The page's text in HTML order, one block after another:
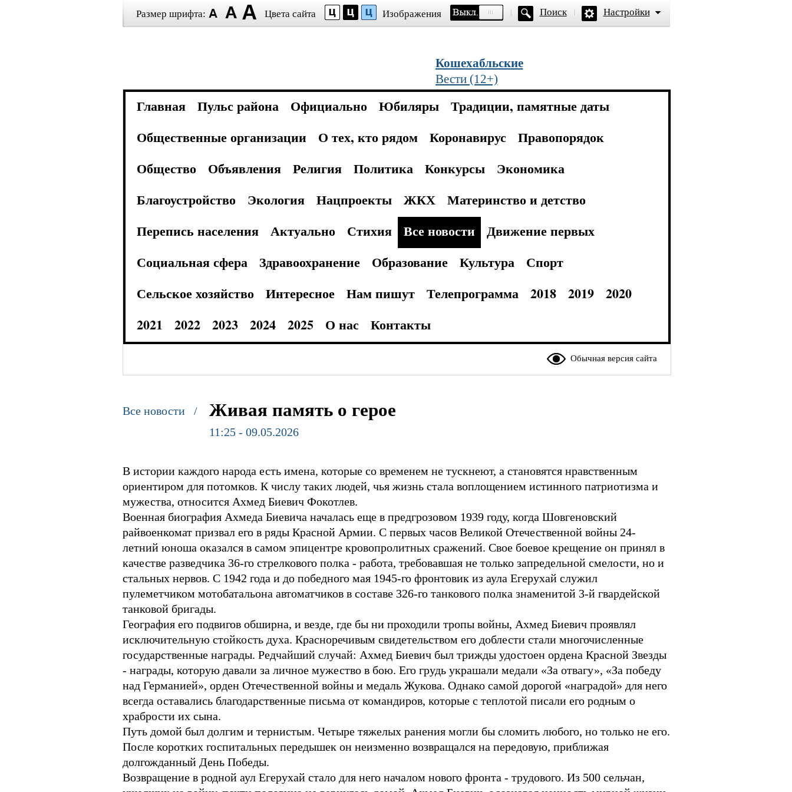
Размер шрифта: Цвета сайта Изображения Поиск Настройки
Кошехабльские
Вести (12+)
Главная Пульс района Официально Юбиляры
Традиции, памятные даты
Общественные организации
О тех, кто рядом Коронавирус
Правопорядок
Общество
Объявления Религия Политика Конкурсы
Экономика
Благоустройство
Экология Нацпроекты ЖКХ
Материнство и детство
Перепись населения
Актуально Стихия Все новости
Движение первых
Социальная сфера
Здравоохранение Образование Культура
Спорт
Сельское хозяйство
Интересное Нам пишут Телепрограмма 2018 2019
2020
2021
2022 2023 2024 2025 О нас Контакты
Обычная версия сайта
Все новости / Живая память о герое
11:25 - 09.05.2026
В истории каждого народа есть имена, которые со временем не тускнеют, а становятся нравственным
ориентиром для потомков. К числу таких людей, чья жизнь стала воплощением истинного патриотизма и
мужества, относится Ахмед Биевич Фокотлев.
Военная биография Ахмеда Биевича началась еще в предгрозовом 1939 году, когда Шовгеновский
райвоенкомат призвал его в ряды Красной Армии. С первых часов Великой Отечественной войны 24-
летний юноша оказался в самом эпицентре кровопролитных сражений. Свое боевое крещение он принял в
качестве разведчика 36-го стрелкового полка - работа, требовавшая не только запредельной смелости, но и
стальных нервов. С 1942 года и до победного мая 1945-го фронтовик из аула Егерухай служил
пулеметчиком мотобатальона автоматчиков в составе 326-го танкового полка знаменитой 3-й гвардейской
танковой бригады.
География его подвигов обширна, и везде, где бы ни проходили тропы войны, Ахмед Биевич проявлял
исключительную стойкость духа. Красноречивым свидетельством его доблести стали многочисленные
государственные награды. Редчайший случай: Ахмед Биевич был трижды удостоен ордена Красной Звезды
- награды, которую давали за личное мужество в бою. Его грудь украшали медали «За отвагу», «За победу
над Германией», орден Отечественной войны и медаль Жукова. Однако самой дорогой «наградой» для него
всегда оставались благодарственные письма от командиров, которые с теплотой писали его родным о
храбрости их сына.
Путь домой был долгим и тернистым. Четыре тяжелых ранения могли бы сломить любого, но только не его.
После коротких госпитальных передышек он неизменно возвращался на передовую, приближая
долгожданный День Победы.
Возвращение в родной аул Егерухай стало для него началом нового фронта - трудового. Из 500 сельчан,